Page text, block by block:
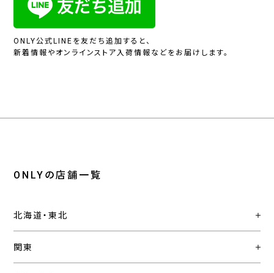
ONLY公式LINEを友だち追加すると、
新着情報やオンラインストア入荷情報などをお届けします。
ONLYの店舗一覧
北海道・東北
関東